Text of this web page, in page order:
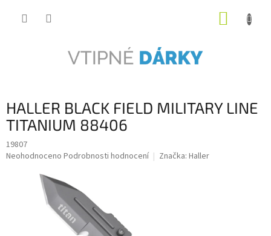
HALLER BLACK FIELD MILITARY LINE
TITANIUM 88406
19807
Průměrné
Neohodnoceno Podrobnosti hodnocení Značka: Haller